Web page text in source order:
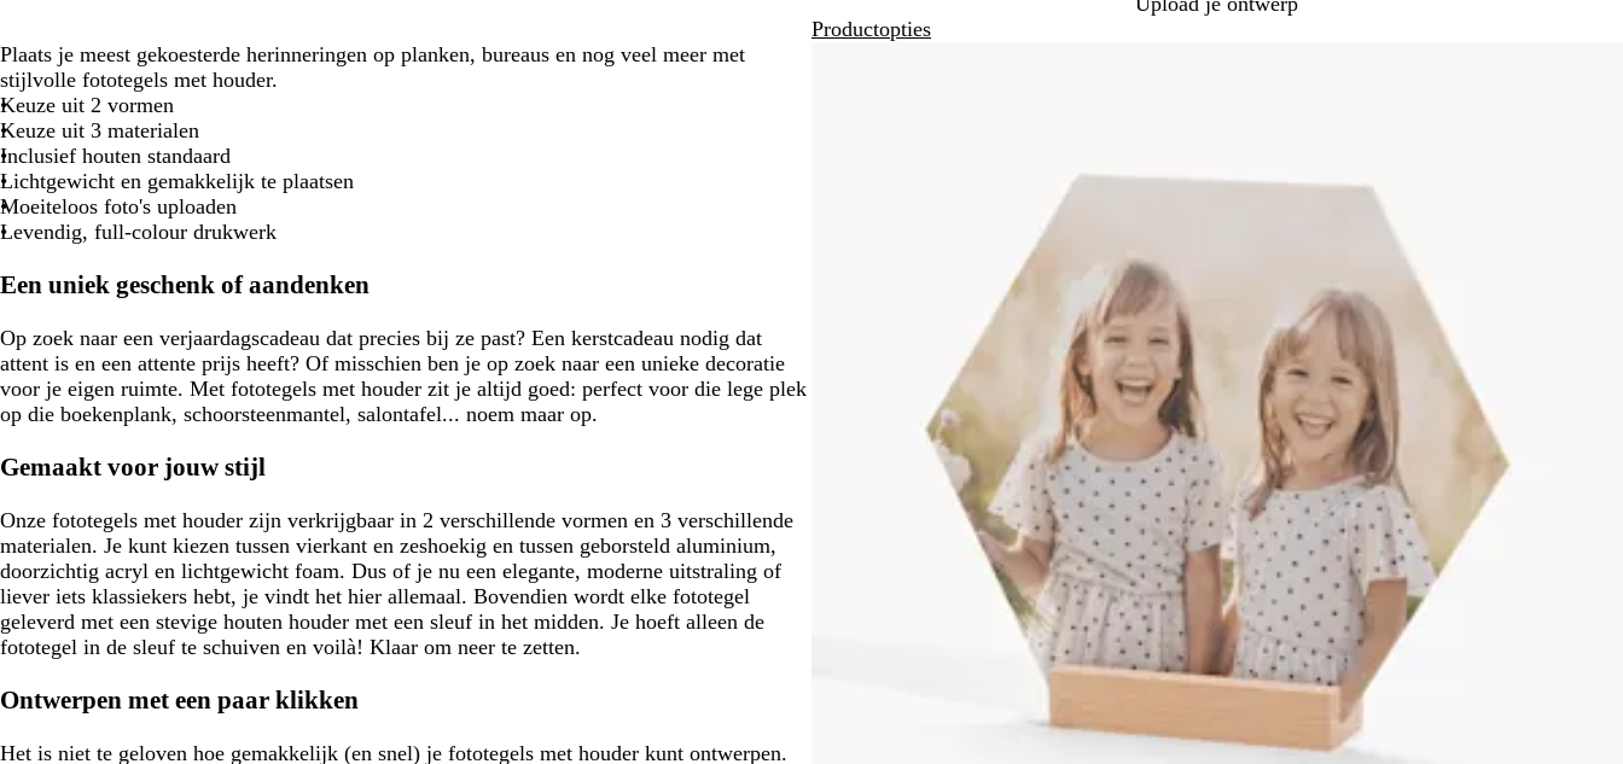
Productopties
Plaats je meest gekoesterde herinneringen op planken, bureaus en nog veel meer met
stijlvolle fototegels met houder.
Keuze uit 2 vormen
Keuze uit 3 materialen
Inclusief houten standaard
Lichtgewicht en gemakkelijk te plaatsen
Moeiteloos foto's uploaden
Levendig, full-colour drukwerk
Een uniek geschenk of aandenken
Op zoek naar een verjaardagscadeau dat precies bij ze past? Een kerstcadeau nodig dat
attent is en een attente prijs heeft? Of misschien ben je op zoek naar een unieke decoratie
voor je eigen ruimte. Met fototegels met houder zit je altijd goed: perfect voor die lege plek
op die boekenplank, schoorsteenmantel, salontafel... noem maar op.
Gemaakt voor jouw stijl
Onze fototegels met houder zijn verkrijgbaar in 2 verschillende vormen en 3 verschillende
materialen. Je kunt kiezen tussen vierkant en zeshoekig en tussen geborsteld aluminium,
doorzichtig acryl en lichtgewicht foam. Dus of je nu een elegante, moderne uitstraling of
liever iets klassiekers hebt, je vindt het hier allemaal. Bovendien wordt elke fototegel
geleverd met een stevige houten houder met een sleuf in het midden. Je hoeft alleen de
fototegel in de sleuf te schuiven en voilà! Klaar om neer te zetten.
Ontwerpen met een paar klikken
Het is niet te geloven hoe gemakkelijk (en snel) je fototegels met houder kunt ontwerpen.